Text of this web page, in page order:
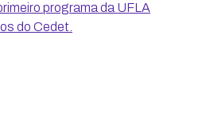
programa da UFLA
do Cedet.